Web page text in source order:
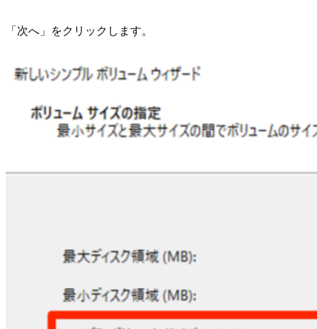
「次へ」をクリックします。